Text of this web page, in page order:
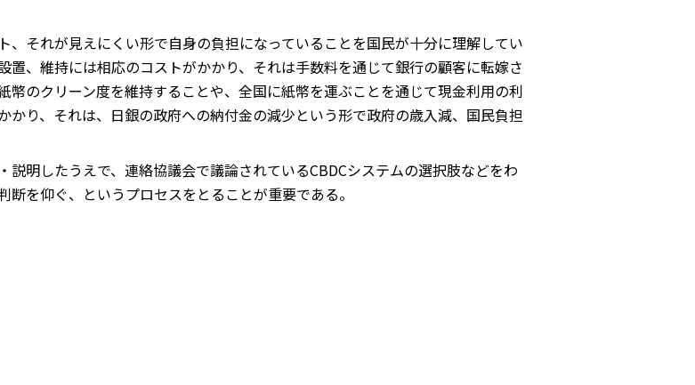
、それが見えにくい形で自身の負担になっていることを国民が十分に理解してい
置、維持には相応のコストがかかり、それは手数料を通じて銀行の顧客に転嫁さ
のクリーン度を維持することや、全国に紙幣を運ぶことを通じて現金利用の利
り、それは、日銀の政府への納付金の減少という形で政府の歳入減、国民負担
明したうえで、連絡協議会で議論されているCBDCシステムの選択肢などをわ
を仰ぐ、というプロセスをとることが重要である。